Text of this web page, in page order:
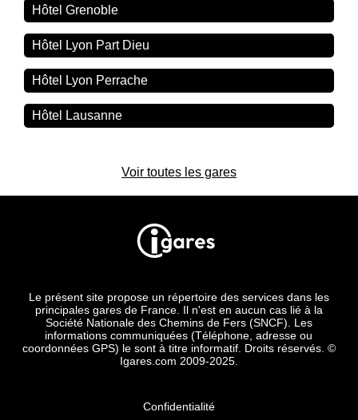
Hôtel Grenoble
Hôtel Lyon Part Dieu
Hôtel Lyon Perrache
Hôtel Lausanne
Voir toutes les gares
Le présent site propose un répertoire des services dans les
principales gares de France. Il n'est en aucun cas lié à la
Société Nationale des Chemins de Fers (SNCF). Les
informations communiquées (Téléphone, adresse ou
coordonnées GPS) le sont à titre informatif. Droits réservés. ©
Igares.com 2009-2025.
Confidentialité